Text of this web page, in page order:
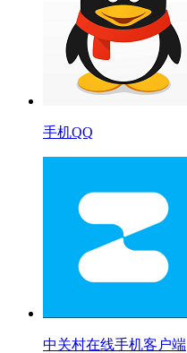
手机QQ
中关村在线手机客户端